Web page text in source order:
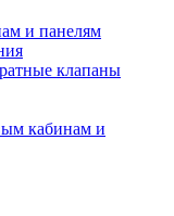
и панелям
клапаны
кабинам и